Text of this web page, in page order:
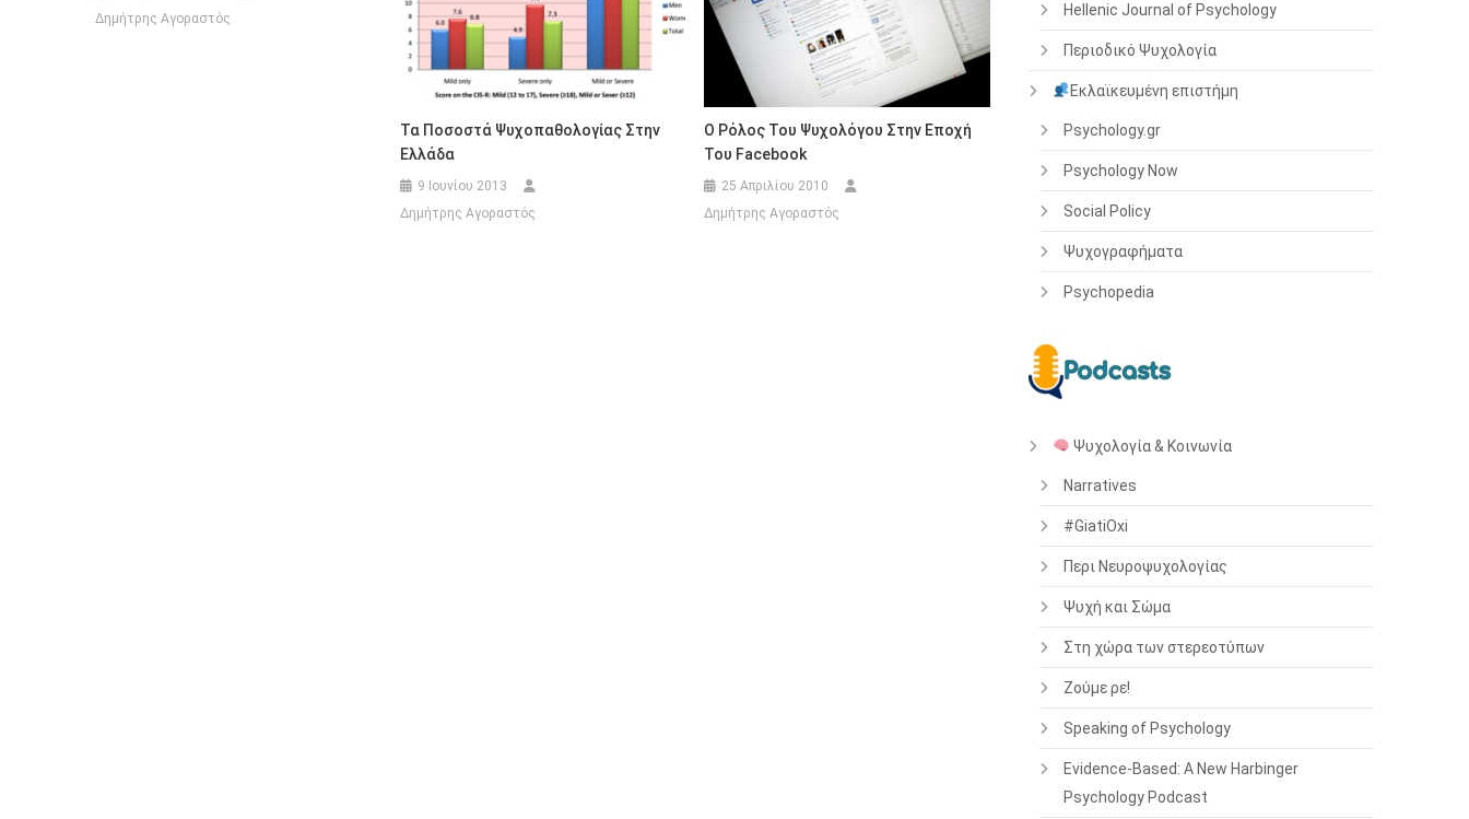
Δημήτρης Αγοραστός
Τα Ποσοστά Ψυχοπαθολογίας Στην
Ελλάδα
9 Ιουνίου 2013
Δημήτρης Αγοραστός
Ο Ρόλος Του Ψυχολόγου Στην Εποχή
Του Facebook
25 Απριλίου 2010
Δημήτρης Αγοραστός
Hellenic Journal of Psychology
Περιοδικό Ψυχολογία
Εκλαϊκευμένη επιστήμη
Psychology.gr
Psychology Now
Social Policy
Ψυχογραφήματα
Psychopedia
Ψυχολογία & Κοινωνία
Narratives
#GiatiOxi
Περι Νευροψυχολογίας
Ψυχή και Σώμα
Στη χώρα των στερεοτύπων
Ζούμε ρε!
Speaking of Psychology
Evidence-Based: A New Harbinger
Psychology Podcast